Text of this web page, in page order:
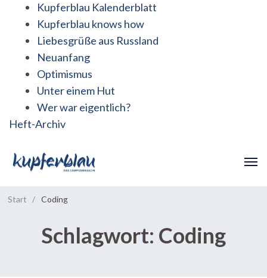
Kupferblau Kalenderblatt
Kupferblau knows how
Liebesgrüße aus Russland
Neuanfang
Optimismus
Unter einem Hut
Wer war eigentlich?
Heft-Archiv
Start / Coding
Schlagwort: Coding